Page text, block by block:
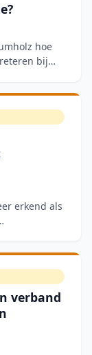
hoe
bij
erkend als
verband